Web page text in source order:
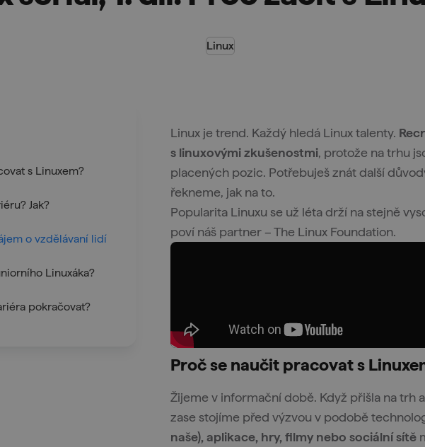
Linux
s Linuxem?
Jak?
o vzdělávaní lidí
Linuxáka?
pokračovat?
Linux je trend. Každý hledá Linux talenty.
s linuxovými zkušenostmi, protože na trhu
placených pozic. Potřebuješ znát další
řekneme, jak na to.
Popularita Linuxu se už léta drží na stejně
poví náš partner – The Linux Foundation.
Proč se naučit pracovat s
Žijeme v informační době. Když přišla na trh
zase stojíme před výzvou v podobě
naše), aplikace, hry, filmy nebo sociální sítě